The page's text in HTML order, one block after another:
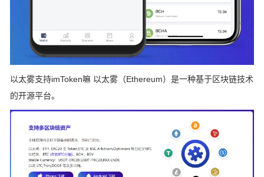
以太雾支持imToken嘛 以太雾（Ethereum）是一种基于区块链技术
的开源平台。